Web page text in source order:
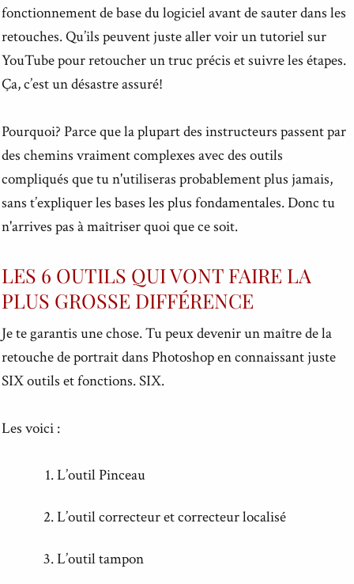
fonctionnement de base du logiciel avant de sauter dans les
retouches. Qu’ils peuvent juste aller voir un tutoriel sur
YouTube pour retoucher un truc précis et suivre les étapes.
Ça, c’est un désastre assuré!
Pourquoi? Parce que la plupart des instructeurs passent par
des chemins vraiment complexes avec des outils
compliqués que tu n'utiliseras probablement plus jamais,
sans t’expliquer les bases les plus fondamentales. Donc tu
n'arrives pas à maîtriser quoi que ce soit.
LES 6 OUTILS QUI VONT FAIRE LA
PLUS GROSSE DIFFÉRENCE
Je te garantis une chose. Tu peux devenir un maître de la
retouche de portrait dans Photoshop en connaissant juste
SIX outils et fonctions. SIX.
Les voici :
L’outil Pinceau
L’outil correcteur et correcteur localisé
L’outil tampon